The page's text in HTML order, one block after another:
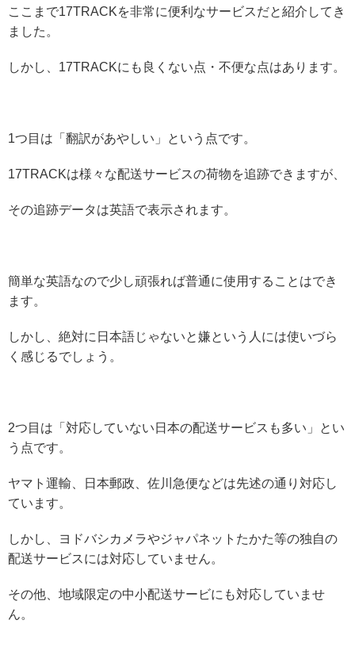
ここまで17TRACKを非常に便利なサービスだと紹介してき
ました。
しかし、17TRACKにも良くない点・不便な点はあります。
1つ目は「翻訳があやしい」という点です。
17TRACKは様々な配送サービスの荷物を追跡できますが、
その追跡データは英語で表示されます。
簡単な英語なので少し頑張れば普通に使用することはでき
ます。
しかし、絶対に日本語じゃないと嫌という人には使いづら
く感じるでしょう。
2つ目は「対応していない日本の配送サービスも多い」とい
う点です。
ヤマト運輸、日本郵政、佐川急便などは先述の通り対応し
ています。
しかし、ヨドバシカメラやジャパネットたかた等の独自の
配送サービスには対応していません。
その他、地域限定の中小配送サービにも対応していませ
ん。